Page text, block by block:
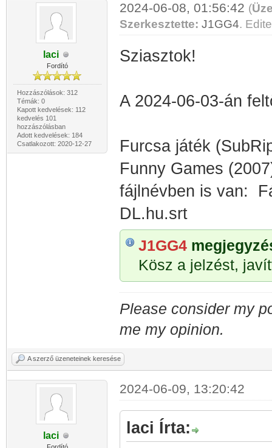
laci
Fordító
Hozzászólások: 312
Témák: 0
Kapott kedvelések: 112
kedvelés 101
hozzászólásban
Adott kedvelések: 184
Csatlakozott: 2020-12-27
2024-06-08, 01:56:42 (
Szerkesztette: J1GG4.
Sziasztok!
A 2024-06-03-án
Furcsa játék
Funny Games
fájlnévben is van:
DL.hu.srt
J1GG4
Kösz a jelzést,
Please consider my
me my opinion.
A szerző üzeneteinek keresése
laci
2024-06-09, 13:20:42
laci Írta: